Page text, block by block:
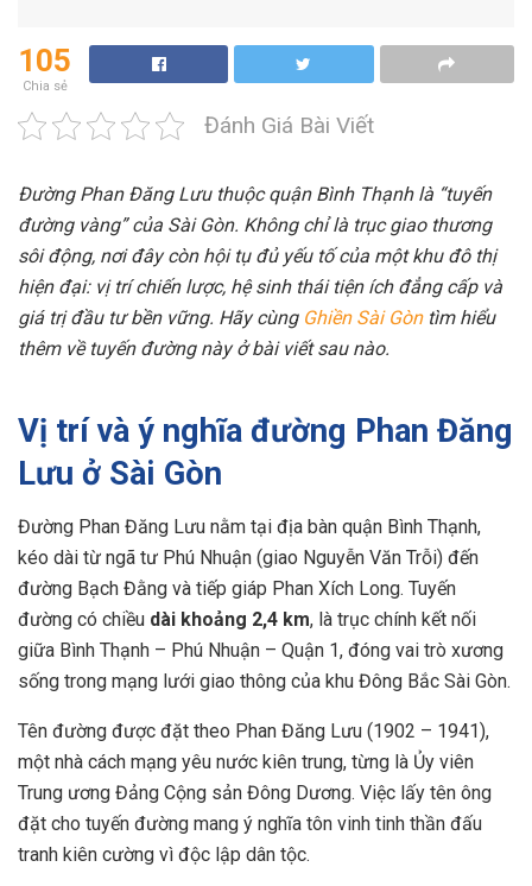
105
Chia sẻ
Đánh Giá Bài Viết
Đường Phan Đăng Lưu thuộc quận Bình Thạnh là “tuyến
đường vàng” của Sài Gòn. Không chỉ là trục giao thương
sôi động, nơi đây còn hội tụ đủ yếu tố của một khu đô thị
hiện đại: vị trí chiến lược, hệ sinh thái tiện ích đẳng cấp và
giá trị đầu tư bền vững. Hãy cùng Ghiền Sài Gòntìm hiểu
thêm về tuyến đường này ở bài viết sau nào.
Vị trí và ý nghĩa đường Phan Đăng
Lưu ở Sài Gòn
Đường Phan Đăng Lưu nằm tại địa bàn quận Bình Thạnh,
kéo dài từ ngã tư Phú Nhuận (giao Nguyễn Văn Trỗi) đến
đường Bạch Đằng và tiếp giáp Phan Xích Long. Tuyến
đường có chiều dài khoảng 2,4 km, là trục chính kết nối
giữa Bình Thạnh – Phú Nhuận – Quận 1, đóng vai trò xương
sống trong mạng lưới giao thông của khu Đông Bắc Sài Gòn.
Tên đường được đặt theo Phan Đăng Lưu (1902 – 1941),
một nhà cách mạng yêu nước kiên trung, từng là Ủy viên
Trung ương Đảng Cộng sản Đông Dương. Việc lấy tên ông
đặt cho tuyến đường mang ý nghĩa tôn vinh tinh thần đấu
tranh kiên cường vì độc lập dân tộc.